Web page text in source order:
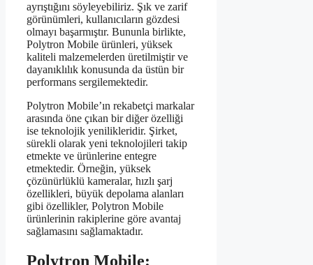
ayrıştığını söyleyebiliriz. Şık ve zarif
görünümleri, kullanıcıların gözdesi
olmayı başarmıştır. Bununla birlikte,
Polytron Mobile ürünleri, yüksek
kaliteli malzemelerden üretilmiştir ve
dayanıklılık konusunda da üstün bir
performans sergilemektedir.
Polytron Mobile’ın rekabetçi markalar
arasında öne çıkan bir diğer özelliği
ise teknolojik yenilikleridir. Şirket,
sürekli olarak yeni teknolojileri takip
etmekte ve ürünlerine entegre
etmektedir. Örneğin, yüksek
çözünürlüklü kameralar, hızlı şarj
özellikleri, büyük depolama alanları
gibi özellikler, Polytron Mobile
ürünlerinin rakiplerine göre avantaj
sağlamasını sağlamaktadır.
Polytron Mobile: